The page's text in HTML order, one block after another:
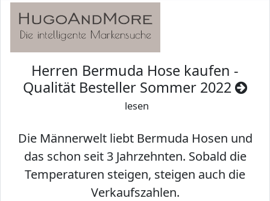
Herren Bermuda Hose kaufen -
Qualität Besteller Sommer 2022
lesen
Die Männerwelt liebt Bermuda Hosen und
das schon seit 3 Jahrzehnten. Sobald die
Temperaturen steigen, steigen auch die
Verkaufszahlen.